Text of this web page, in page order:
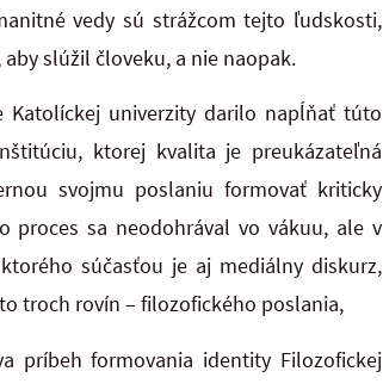
vedy sú strážcom tejto ľudskosti,
slúžil človeku, a nie naopak.
Katolíckej univerzity darilo napĺňať túto
ktorej kvalita je preukázateľná
svojmu poslaniu formovať kriticky
proces sa neodohrával vo vákuu, ale v
súčasťou je aj mediálny diskurz,
troch rovín – filozofického poslania,
príbeh formovania identity Filozofickej